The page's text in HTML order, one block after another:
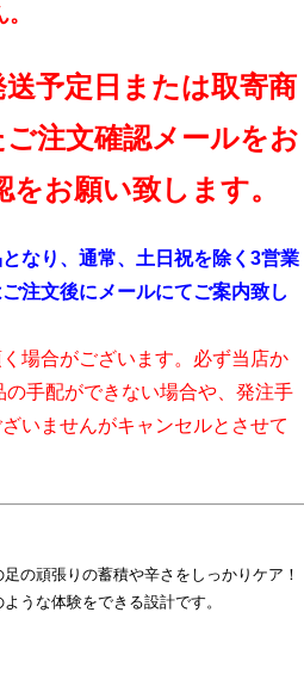
予定日または取寄商
注文確認メールをお
お願い致します。
なり、通常、土日祝を除く3営業
注文後にメールにてご案内致し
場合がございます。必ず当店か
手配ができない場合や、発注手
いませんがキャンセルとさせて
の頑張りの蓄積や辛さをしっかりケア！
うな体験をできる設計です。